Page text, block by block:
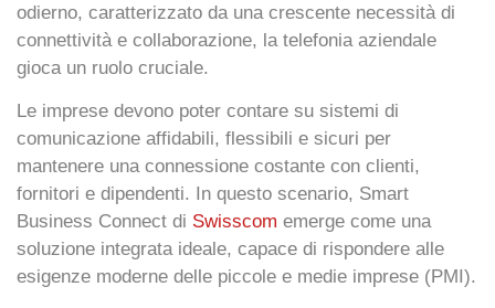
odierno, caratterizzato da una crescente necessità di
connettività e collaborazione, la telefonia aziendale
gioca un ruolo cruciale.
Le imprese devono poter contare su sistemi di
comunicazione affidabili, flessibili e sicuri per
mantenere una connessione costante con clienti,
fornitori e dipendenti. In questo scenario, Smart
Business Connect di Swisscom emerge come una
soluzione integrata ideale, capace di rispondere alle
esigenze moderne delle piccole e medie imprese (PMI).